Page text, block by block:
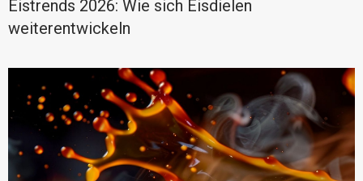
Eistrends 2026: Wie sich Eisdielen
weiterentwickeln